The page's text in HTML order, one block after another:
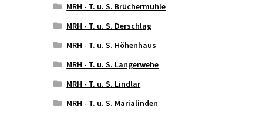
MRH - T. u. S. Brüchermühle
MRH - T. u. S. Derschlag
MRH - T. u. S. Höhenhaus
MRH - T. u. S. Langerwehe
MRH - T. u. S. Lindlar
MRH - T. u. S. Marialinden